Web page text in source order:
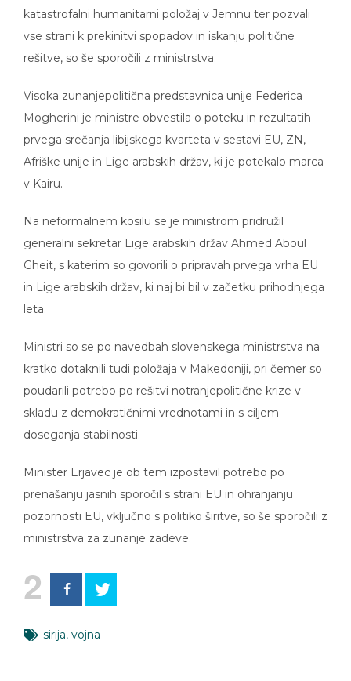
katastrofalni humanitarni položaj v Jemnu ter pozvali
vse strani k prekinitvi spopadov in iskanju politične
rešitve, so še sporočili z ministrstva.
Visoka zunanjepolitična predstavnica unije Federica
Mogherini je ministre obvestila o poteku in rezultatih
prvega srečanja libijskega kvarteta v sestavi EU, ZN,
Afriške unije in Lige arabskih držav, ki je potekalo marca
v Kairu.
Na neformalnem kosilu se je ministrom pridružil
generalni sekretar Lige arabskih držav Ahmed Aboul
Gheit, s katerim so govorili o pripravah prvega vrha EU
in Lige arabskih držav, ki naj bi bil v začetku prihodnjega
leta.
Ministri so se po navedbah slovenskega ministrstva na
kratko dotaknili tudi položaja v Makedoniji, pri čemer so
poudarili potrebo po rešitvi notranjepolitične krize v
skladu z demokratičnimi vrednotami in s ciljem
doseganja stabilnosti.
Minister Erjavec je ob tem izpostavil potrebo po
prenašanju jasnih sporočil s strani EU in ohranjanju
pozornosti EU, vključno s politiko širitve, so še sporočili z
ministrstva za zunanje zadeve.
2
sirija, vojna